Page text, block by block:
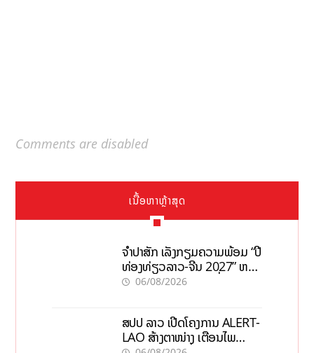
Comments are disabled
ເນື້ອຫາຫຼ້າສຸດ
ຈຳປາສັກ ເລັ່ງກຽມຄວາມພ້ອມ “ປີ
ທ່ອງທ່ຽວລາວ-ຈີນ 2027” ຫວັງ
ກະຕຸ້ນເສດຖະກິດທ້ອງຖິ່ນ
06/08/2026
ສປປ ລາວ ເປີດໂຄງການ ALERT-
LAO ສ້າງຕາໜ່າງ ເຕືອນໄພ